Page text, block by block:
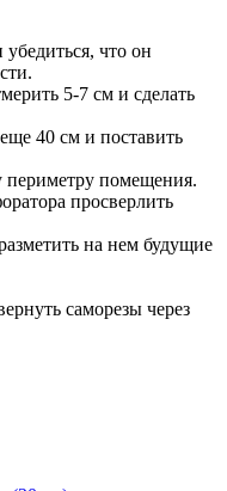
что он
5-7 см и сделать
40 см и поставить
периметру помещения.
просверлить
на нем будущие
саморезы через